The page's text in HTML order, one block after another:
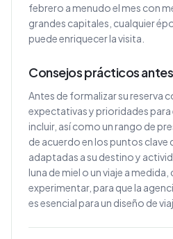
febrero a menudo el mes con
grandes capitales, cualquier
puede enriquecer la visita.
Consejos prácticos
Antes de formalizar su reserva
expectativas y prioridades para
incluir, así como un rango de
de acuerdo en los puntos clave
adaptadas a su destino y
luna de miel o un viaje a
experimentar, para que la
es esencial para un diseño de